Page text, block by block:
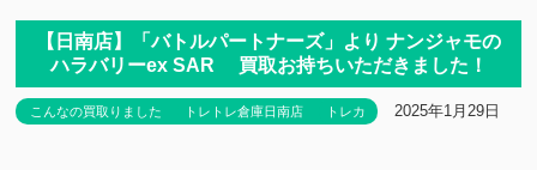
【日南店】「バトルパートナーズ」より ナンジャモの
ハラバリーex SAR 買取お持ちいただきました！
こんなの買取りました トレトレ倉庫日南店 トレカ 2025年1月29日